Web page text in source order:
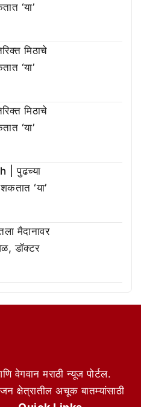
‘या’
मिठाचे
‘या’
मिठाचे
‘या’
| पुढच्या
‘या’
मैदानावर
डॉक्टर
वेगवान मराठी न्यूज पोर्टल.
क्षेत्रातील अचूक बातम्यांसाठी